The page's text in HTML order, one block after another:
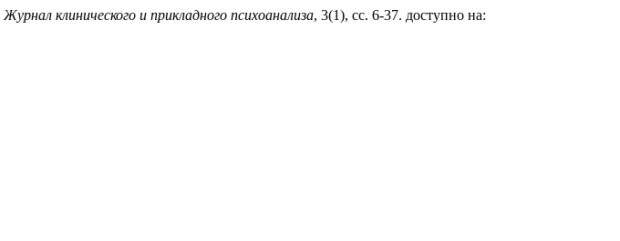
Журнал клинического и прикладного психоанализа, 3(1), сс. 6-37. доступно на: